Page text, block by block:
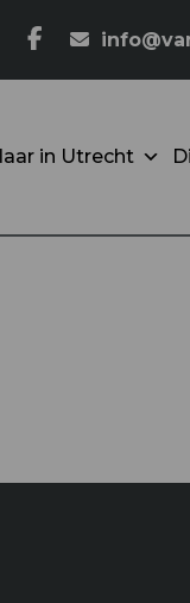
in Utrecht